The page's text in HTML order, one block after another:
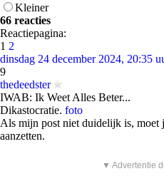
Kleiner
66 reacties
Reactiepagina:
1 2
dinsdag 24 december 2024, 20:35
9
thedeedster
IWAB: Ik Weet Alles Beter...
Dikastocratie. foto
Als mijn post niet duidelijk is, moet
aanzetten.
▼ Advertentie